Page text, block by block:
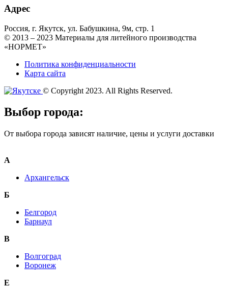
Адрес
Россия, г. Якутск, ул. Бабушкина, 9м, стр. 1
© 2013 – 2023 Материалы для литейного производства
«НОРМЕТ»
Политика конфиденциальности
Карта сайта
© Copyright 2023. All Rights Reserved.
Выбор города:
От выбора города зависят наличие, цены и услуги доставки
А
Архангельск
Б
Белгород
Барнаул
В
Волгоград
Воронеж
E